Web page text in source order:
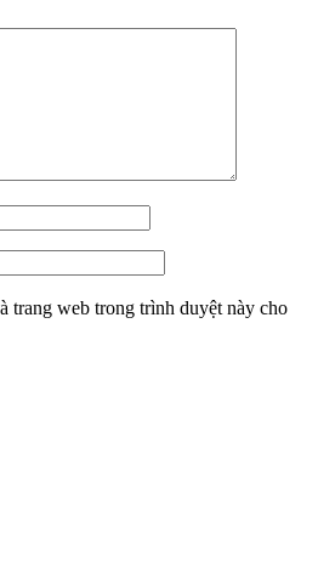
trang web trong trình duyệt này cho